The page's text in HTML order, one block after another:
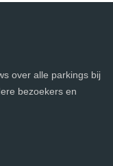
over alle parkings bij
bezoekers en